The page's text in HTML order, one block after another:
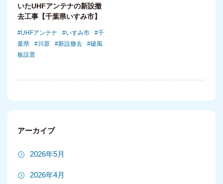
いたUHFアンテナの新設撤
去工事【千葉県いすみ市】
UHFアンテナ いすみ市
千
葉県
川原 新設撤去
破風
板設置
アーカイブ
2026年5月
2026年4月